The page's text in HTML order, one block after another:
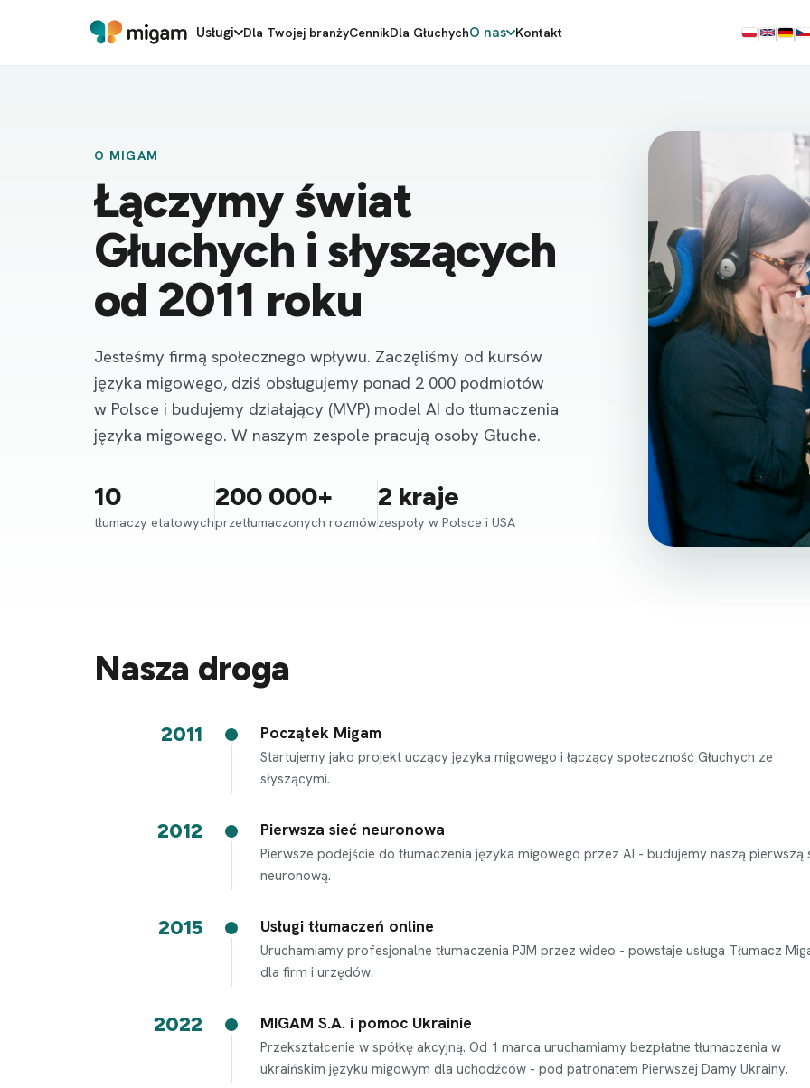
Usługi Dla Twojej branżyCennikDla GłuchychO nas Kontakt PL|EN|DE|
O MIGAM
Łączymy świat
Głuchych i słyszących
od 2011 roku
Jesteśmy firmą społecznego wpływu. Zaczęliśmy od kursów
języka migowego, dziś obsługujemy ponad 2 000 podmiotów
w Polsce i budujemy działający (MVP) model AI do tłumaczenia
języka migowego. W naszym zespole pracują osoby Głuche.
10
tłumaczy etatowych
200 000+
przetłumaczonych rozmów
2 kraje
zespoły w Polsce i USA
Nasza droga
2011 Początek Migam
Startujemy jako projekt uczący języka migowego i łączący społeczność Głuchych ze
słyszącymi.
2012 Pierwsza sieć neuronowa
Pierwsze podejście do tłumaczenia języka migowego przez AI - budujemy naszą pierwszą
neuronową.
2015 Usługi tłumaczeń online
Uruchamiamy profesjonalne tłumaczenia PJM przez wideo - powstaje usługa Tłumacz
dla firm i urzędów.
2022 MIGAM S.A. i pomoc Ukrainie
Przekształcenie w spółkę akcyjną. Od 1 marca uruchamiamy bezpłatne tłumaczenia w
ukraińskim języku migowym dla uchodźców - pod patronatem Pierwszej Damy Ukrainy.